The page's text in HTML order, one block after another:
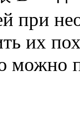
при
их
можно